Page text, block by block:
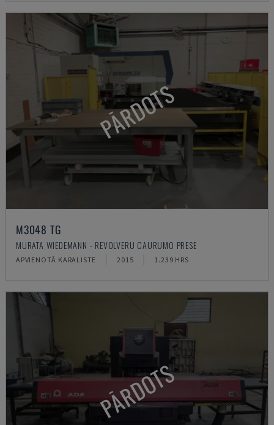
PĀRDOTS
M3048 TG
MURATA WIEDEMANN - REVOLVERU CAURUMO PRESE
APVIENOTĀ KARALISTE 2015 1.239 HRS
PĀRDOTS